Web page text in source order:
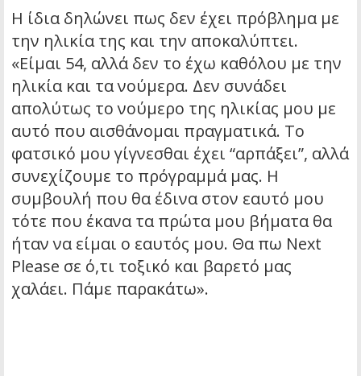
Η ίδια δηλώνει πως δεν έχει πρόβλημα με
την ηλικία της και την αποκαλύπτει.
«Είμαι 54, αλλά δεν το έχω καθόλου με την
ηλικία και τα νούμερα. Δεν συνάδει
απολύτως το νούμερο της ηλικίας μου με
αυτό που αισθάνομαι πραγματικά. Το
φατσικό μου γίγνεσθαι έχει “αρπάξει”, αλλά
συνεχίζουμε το πρόγραμμά μας. Η
συμβουλή που θα έδινα στον εαυτό μου
τότε που έκανα τα πρώτα μου βήματα θα
ήταν να είμαι ο εαυτός μου. Θα πω Next
Please σε ό,τι τοξικό και βαρετό μας
χαλάει. Πάμε παρακάτω».